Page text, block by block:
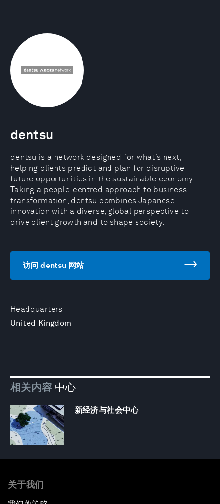
Headquarters
United Kingdom
dentsu
dentsu is a network designed for what’s next,
helping clients predict and plan for disruptive
future opportunities in the sustainable economy.
Taking a people-centred approach to business
transformation, dentsu combines Japanese
innovation with a diverse, global perspective to
drive client growth and to shape society.
访问 dentsu 网站
相关内容 中心
新经济与社会中心
关于我们